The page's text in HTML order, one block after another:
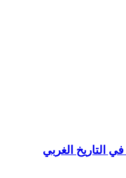
التاريخ الغربي